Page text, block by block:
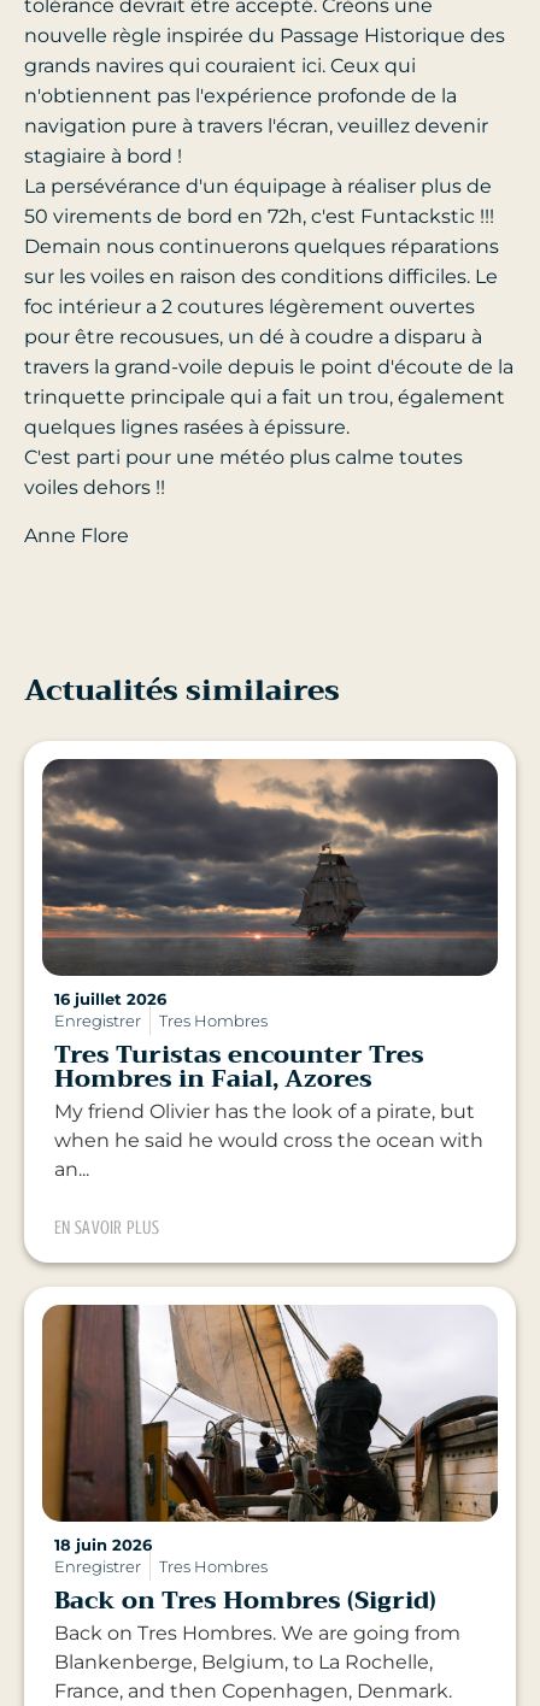
tolérance devrait être accepté. Créons une
nouvelle règle inspirée du Passage Historique des
grands navires qui couraient ici. Ceux qui
n'obtiennent pas l'expérience profonde de la
navigation pure à travers l'écran, veuillez devenir
stagiaire à bord !
La persévérance d'un équipage à réaliser plus de
50 virements de bord en 72h, c'est Funtackstic !!!
Demain nous continuerons quelques réparations
sur les voiles en raison des conditions difficiles. Le
foc intérieur a 2 coutures légèrement ouvertes
pour être recousues, un dé à coudre a disparu à
travers la grand-voile depuis le point d'écoute de la
trinquette principale qui a fait un trou, également
quelques lignes rasées à épissure.
C'est parti pour une météo plus calme toutes
voiles dehors !!
Anne Flore
Actualités similaires
16 juillet 2026
Enregistrer
Tres Hombres
Tres Turistas encounter Tres
Hombres in Faial, Azores
My friend Olivier has the look of a pirate, but
when he said he would cross the ocean with
an...
EN SAVOIR PLUS
18 juin 2026
Enregistrer
Tres Hombres
Back on Tres Hombres (Sigrid)
Back on Tres Hombres. We are going from
Blankenberge, Belgium, to La Rochelle,
France, and then Copenhagen, Denmark.